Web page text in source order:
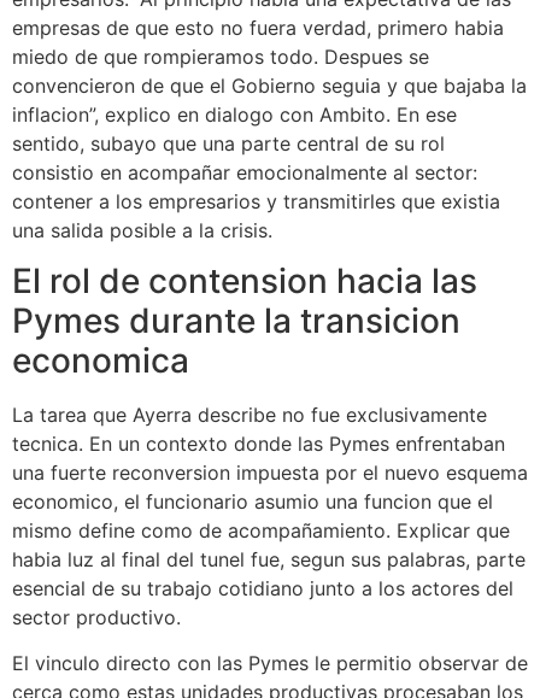
empresas de que esto no fuera verdad, primero habia
miedo de que rompieramos todo. Despues se
convencieron de que el Gobierno seguia y que bajaba la
inflacion”, explico en dialogo con Ambito. En ese
sentido, subayo que una parte central de su rol
consistio en acompañar emocionalmente al sector:
contener a los empresarios y transmitirles que existia
una salida posible a la crisis.
El rol de contension hacia las
Pymes durante la transicion
economica
La tarea que Ayerra describe no fue exclusivamente
tecnica. En un contexto donde las Pymes enfrentaban
una fuerte reconversion impuesta por el nuevo esquema
economico, el funcionario asumio una funcion que el
mismo define como de acompañamiento. Explicar que
habia luz al final del tunel fue, segun sus palabras, parte
esencial de su trabajo cotidiano junto a los actores del
sector productivo.
El vinculo directo con las Pymes le permitio observar de
cerca como estas unidades productivas procesaban los